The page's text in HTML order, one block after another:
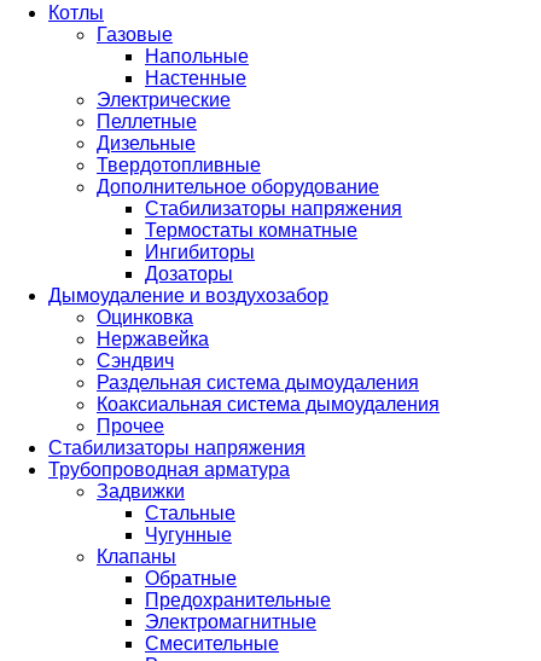
Котлы
Газовые
Напольные
Настенные
Электрические
Пеллетные
Дизельные
Твердотопливные
Дополнительное оборудование
Стабилизаторы напряжения
Термостаты комнатные
Ингибиторы
Дозаторы
Дымоудаление и воздухозабор
Оцинковка
Нержавейка
Сэндвич
Раздельная система дымоудаления
Коаксиальная система дымоудаления
Прочее
Стабилизаторы напряжения
Трубопроводная арматура
Задвижки
Стальные
Чугунные
Клапаны
Обратные
Предохранительные
Электромагнитные
Смесительные